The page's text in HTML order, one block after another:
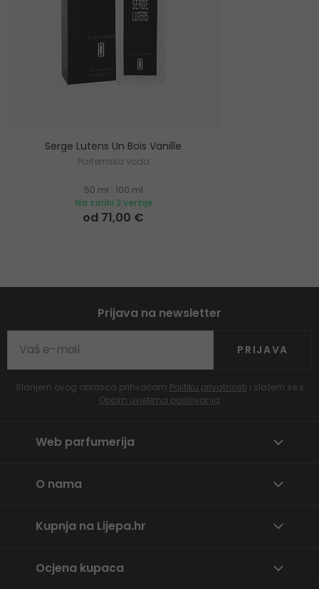
Serge Lutens Un Bois Vanille
Parfemska voda
50 ml
100 ml
Na zalihi 2 verzije
od 71,00 €
Prijava na newsletter
PRIJAVA
Slanjem ovog obrasca prihvaćam Politiku privatnosti i slažem se s
Općim uvjetima poslovanja
Web parfumerija
O nama
Kupnja na Lijepa.hr
Ocjena kupaca